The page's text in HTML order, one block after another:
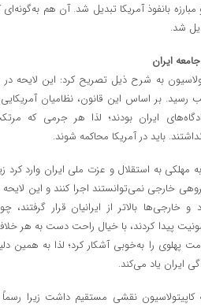
بانفوذ آمریکا تبدیل شد. آن هم به‌گونه‌ای
شد.
ایران
رسید. بر اساس این قانون، نظامیان
ایران بودند؛ لذا هر جرمی که
باید در آمریکا محاکمه شوند.
مهلکی به استقلال و عزت ملی ایران وارد کرد
خارجی نمی‌توانستند اجرا کنند و این لایحه
خارجی‌ها بالاتر از ایرانیان قرار گرفتند،
پیدا کردند، با خیال راحت دست به هر
پهلوی را به‌خوبی آشکار کرد؛ لذا به همین
ایران یاد می‌کند.
نقشی مستقیم داشت زیرا رسماً